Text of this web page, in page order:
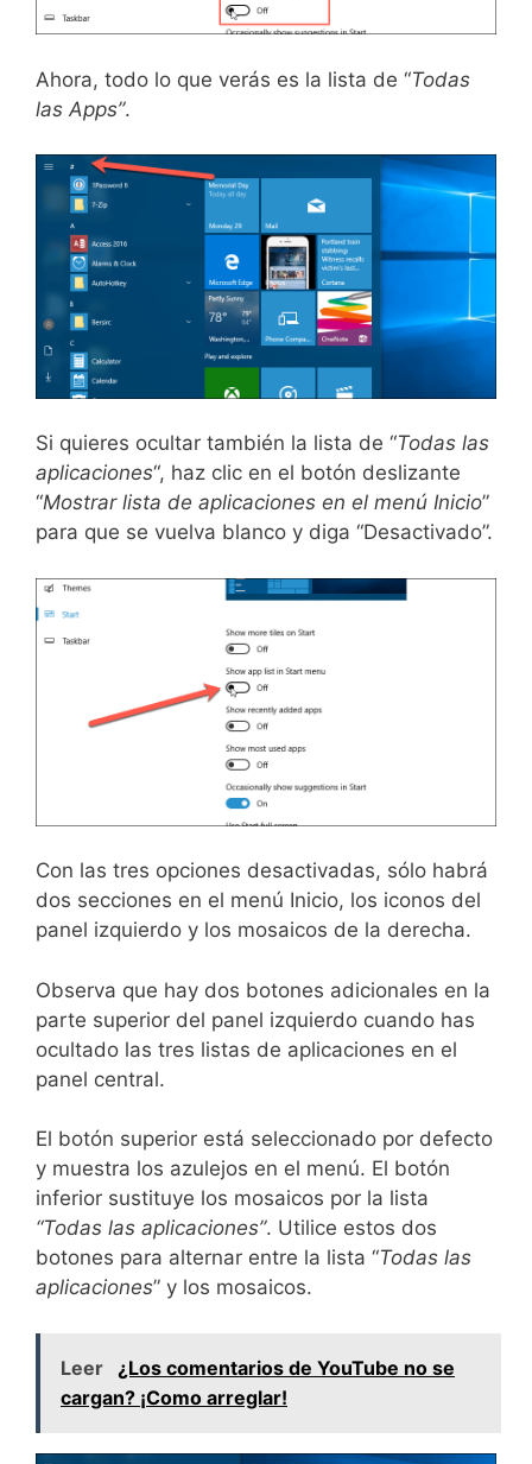
Ahora, todo lo que verás es la lista de “Todas
las Apps”.
Si quieres ocultar también la lista de “Todas las
aplicaciones“, haz clic en el botón deslizante
“Mostrar lista de aplicaciones en el menú Inicio”
para que se vuelva blanco y diga “Desactivado”.
Con las tres opciones desactivadas, sólo habrá
dos secciones en el menú Inicio, los iconos del
panel izquierdo y los mosaicos de la derecha.
Observa que hay dos botones adicionales en la
parte superior del panel izquierdo cuando has
ocultado las tres listas de aplicaciones en el
panel central.
El botón superior está seleccionado por defecto
y muestra los azulejos en el menú. El botón
inferior sustituye los mosaicos por la lista
“Todas las aplicaciones”. Utilice estos dos
botones para alternar entre la lista “Todas las
aplicaciones” y los mosaicos.
Leer
¿Los comentarios de YouTube no se
cargan? ¡Como arreglar!